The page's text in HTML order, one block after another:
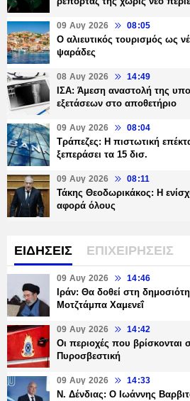
09 Αυγ 2026 08:05
Ο αλιευτικός τουρισμός ως
ψαράδες
08 Αυγ 2026 14:49
ΙΣΑ: Άμεση αναστολή της
εξετάσεων στο αποθετήριο
09 Αυγ 2026 08:04
Τράπεζες: H πιστωτική
ξεπεράσει τα 15 δισ.
09 Αυγ 2026 08:11
Τάκης Θεοδωρικάκος: Η
αφορά όλους
ΕΙΔΗΣΕΙΣ ΕΠΙΧΕΙΡΗΣΕΙΣ
09 Αυγ 2026 14:46
Ιράν: Θα δοθεί στη
Μοτζτάμπα Χαμενεΐ
09 Αυγ 2026 14:42
Οι περιοχές που βρίσκονται
Πυροσβεστική
09 Αυγ 2026 14:33
Ν. Δένδιας: Ο Ιωάννης